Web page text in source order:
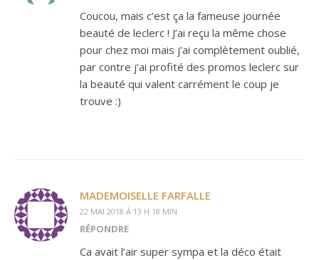
Coucou, mais c’est ça la fameuse journée
beauté de leclerc ! J’ai reçu la même chose
pour chez moi mais j’ai complètement oublié,
par contre j’ai profité des promos leclerc sur
la beauté qui valent carrément le coup je
trouve :)
MADEMOISELLE FARFALLE
22 MAI 2018 À 13 H 18 MIN
RÉPONDRE
Ca avait l’air super sympa et la déco était